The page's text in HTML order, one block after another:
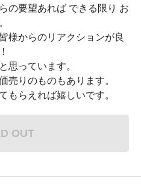
の要望あれば できる限り お
様からのリアクションが良
思っています。
売りのものもあります。
もらえれば嬉しいです。
OUT